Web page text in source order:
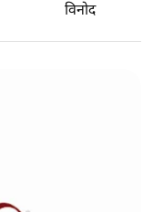
विनोद